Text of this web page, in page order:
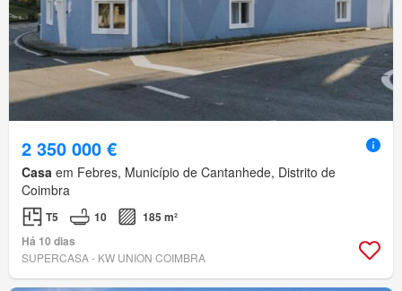
2 350 000 €
Casa em Febres, Município de Cantanhede, Distrito de
Coimbra
T5 10
185 m²
Há 10 dias
SUPERCASA - KW UNION COIMBRA